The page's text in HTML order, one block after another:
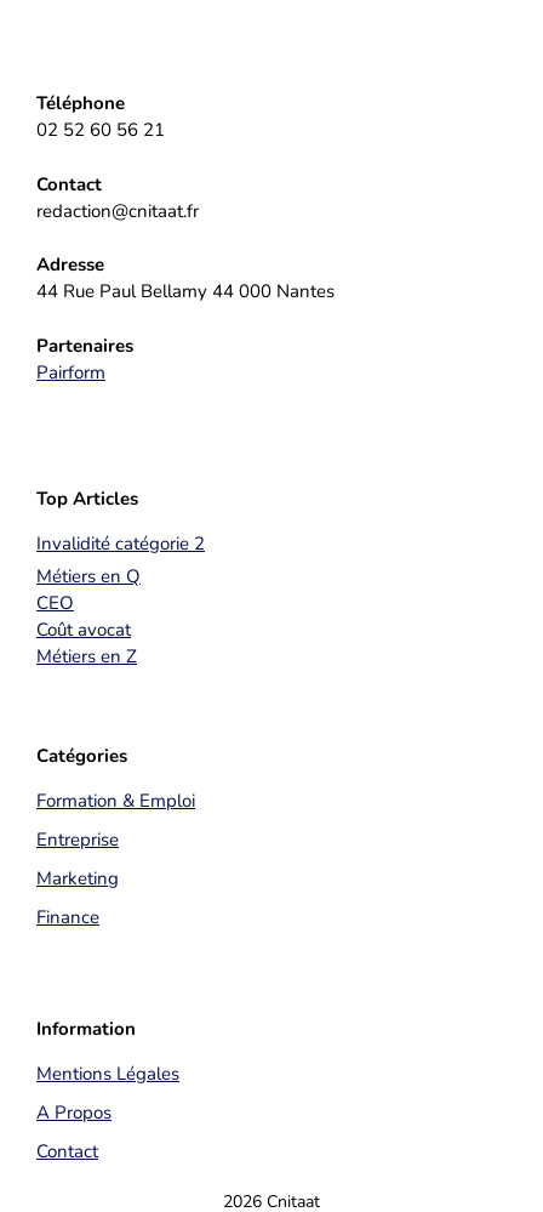
Téléphone
02 52 60 56 21
Contact
redaction@cnitaat.fr
Adresse
44 Rue Paul Bellamy 44 000 Nantes
Partenaires
Pairform
Top Articles
Invalidité catégorie 2
Métiers en Q
CEO
Coût avocat
Métiers en Z
Catégories
Formation & Emploi
Entreprise
Marketing
Finance
Information
Mentions Légales
A Propos
Contact
2026 Cnitaat